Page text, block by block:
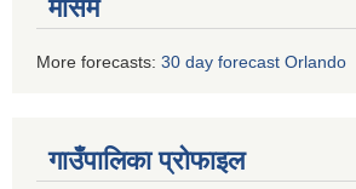
मौसम
More forecasts: 30 day forecast Orlando
गाउँपालिका प्रोफाइल